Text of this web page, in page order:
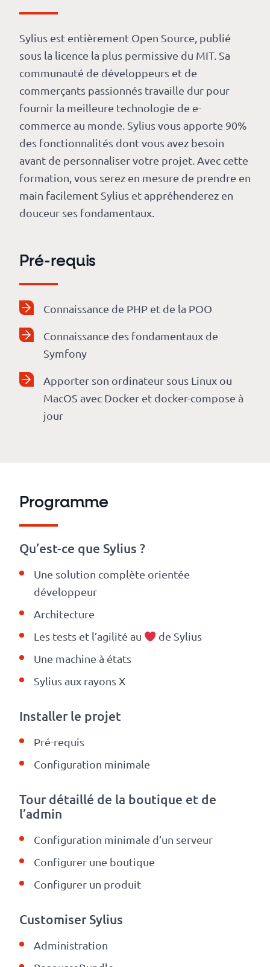
blog
Sylius est entièrement Open Source, publié
sous la licence la plus permissive du MIT. Sa
communauté de développeurs et de
commerçants passionnés travaille dur pour
fournir la meilleure technologie de e-
commerce au monde. Sylius vous apporte 90%
des fonctionnalités dont vous avez besoin
avant de personnaliser votre projet. Avec cette
formation, vous serez en mesure de prendre en
main facilement Sylius et appréhenderez en
douceur ses fondamentaux.
Pré-requis
Connaissance de PHP et de la POO
Connaissance des fondamentaux de
Symfony
Apporter son ordinateur sous Linux ou
MacOS avec Docker et docker-compose à
jour
Programme
Qu’est-ce que Sylius ?
Une solution complète orientée
développeur
Architecture
Les tests et l’agilité au
de Sylius
Une machine à états
Sylius aux rayons X
Installer le projet
Pré-requis
Configuration minimale
Tour détaillé de la boutique et de
l’admin
Configuration minimale d’un serveur
Configurer une boutique
Configurer un produit
Customiser Sylius
Administration